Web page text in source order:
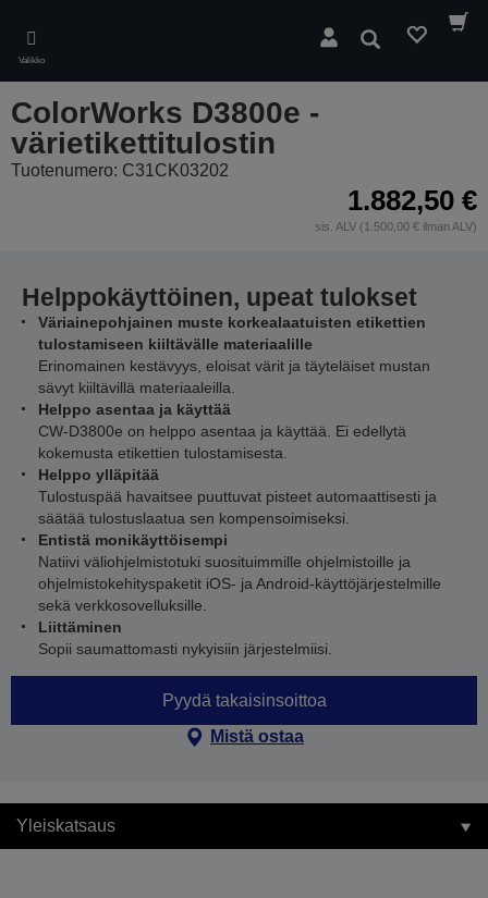
main
content
Valikko
Hae
ColorWorks D3800e -
värietikettitulostin
Tuotenumero: C31CK03202
1.882,50 €
sis. ALV (1.500,00 € ilman ALV)
Helppokäyttöinen, upeat tulokset
Väriainepohjainen muste korkealaatuisten etikettien
tulostamiseen kiiltävälle materiaalille
Erinomainen kestävyys, eloisat värit ja täyteläiset mustan
sävyt kiiltävillä materiaaleilla.
Helppo asentaa ja käyttää
CW-D3800e on helppo asentaa ja käyttää. Ei edellytä
kokemusta etikettien tulostamisesta.
Helppo ylläpitää
Tulostuspää havaitsee puuttuvat pisteet automaattisesti ja
säätää tulostuslaatua sen kompensoimiseksi.
Entistä monikäyttöisempi
Natiivi väliohjelmistotuki suosituimmille ohjelmistoille ja
ohjelmistokehityspaketit iOS- ja Android-käyttöjärjestelmille
sekä verkkosovelluksille.
Liittäminen
Sopii saumattomasti nykyisiin järjestelmiisi.
Pyydä takaisinsoittoa
Mistä ostaa
Yleiskatsaus